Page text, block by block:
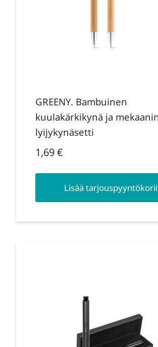
GREENY. Bambuinen
kuulakärkikynä ja
lyijykynäsetti
1,69€
Lisää